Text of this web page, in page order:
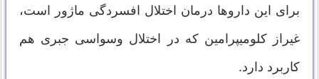
برای این داروها درمان اختلال افسردگی ماژور است،
غیراز کلومیپرامین که در اختلال وسواسی جبری هم
کاربرد دارد.